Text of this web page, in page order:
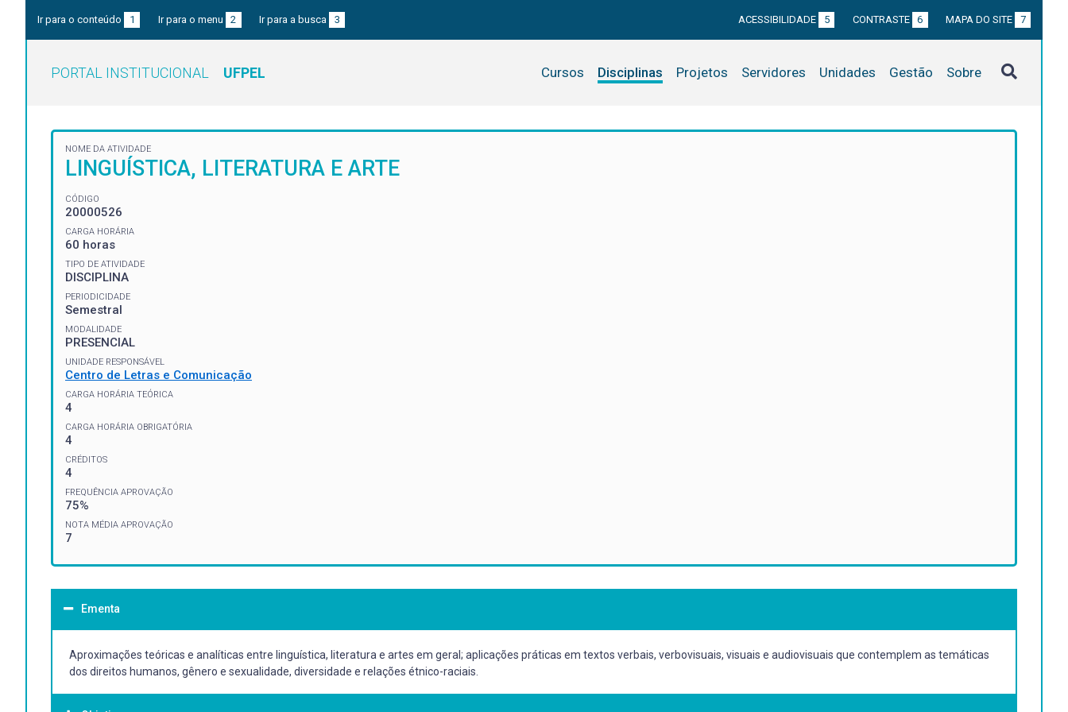
Ir para o conteúdo 1 Ir para o menu 2 Ir para a busca 3 ACESSIBILIDADE 5 CONTRASTE 6 MAPA DO SITE 7
PORTAL INSTITUCIONAL UFPEL Cursos Disciplinas Projetos Servidores Unidades Gestão Sobre
NOME DA ATIVIDADE
LINGUÍSTICA, LITERATURA E ARTE
CÓDIGO
20000526
CARGA HORÁRIA
60 horas
TIPO DE ATIVIDADE
DISCIPLINA
PERIODICIDADE
Semestral
MODALIDADE
PRESENCIAL
UNIDADE RESPONSÁVEL
Centro de Letras e Comunicação
CARGA HORÁRIA TEÓRICA
4
CARGA HORÁRIA OBRIGATÓRIA
4
CRÉDITOS
4
FREQUÊNCIA APROVAÇÃO
75%
NOTA MÉDIA APROVAÇÃO
7
Ementa
Aproximações teóricas e analíticas entre linguística, literatura e artes em geral; aplicações práticas em textos verbais, verbovisuais, visuais e audiovisuais que contemplem as temáticas
dos direitos humanos, gênero e sexualidade, diversidade e relações étnico-raciais.